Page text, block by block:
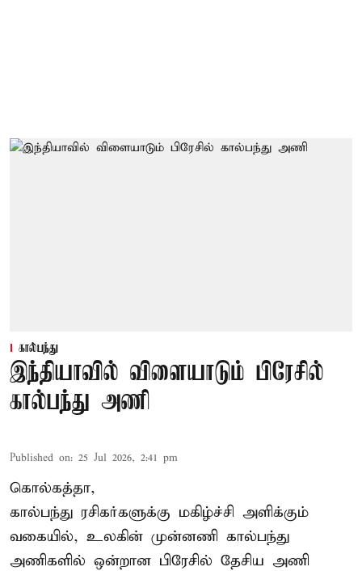
கால்பந்து
இந்தியாவில் விளையாடும் பிரேசில்
கால்பந்து அணி
Published on: 25 Jul 2026, 2:41 pm
கொல்கத்தா,
கால்பந்து ரசிகர்களுக்கு மகிழ்ச்சி அளிக்கும்
வகையில், உலகின் முன்னணி கால்பந்து
அணிகளில் ஒன்றான பிரேசில் தேசிய அணி